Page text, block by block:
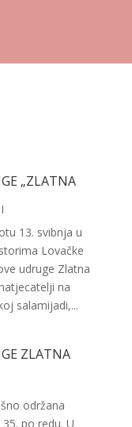
„ZLATNA
13. svibnja u
Lovačke
udruge Zlatna
na
salamijadi,...
ZLATNA
održana
po redu. U